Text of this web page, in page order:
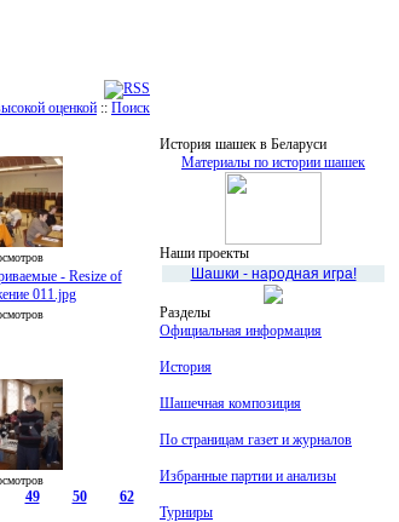
оценкой :: Поиск
49 50 62
История шашек в Беларуси
Материалы по истории шашек
Наши проекты
Шашки - народная игра!
Разделы
Официальная информация
История
Шашечная композиция
По страницам газет и журналов
Избранные партии и анализы
Турниры